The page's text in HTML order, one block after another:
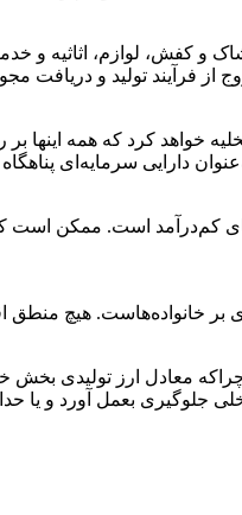
کفش، لوازم، اثاثیه و
از فرآیند تولید و
خواهد کرد که همه اینها
دارایی سرمایه‌ای
کم‌درآمد است. ممکن است
بر خانواده‌هاست. هیچ
چراکه معادل ارز
جلوگیری بعمل آورد و یا